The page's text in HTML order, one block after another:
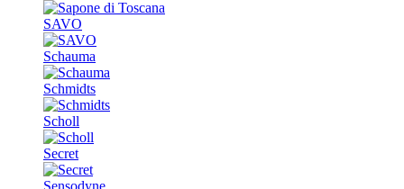
SAVO
Schauma
Schmidts
Scholl
Secret
Sensodyne